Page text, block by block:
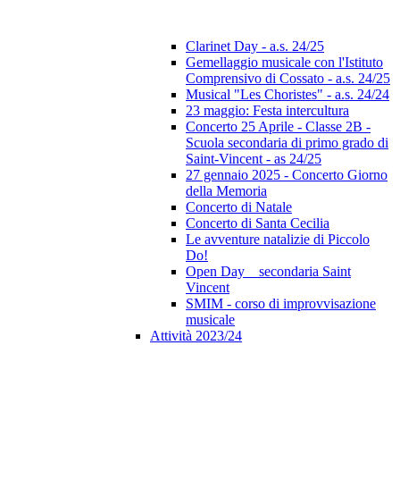
Clarinet Day - a.s. 24/25
Gemellaggio musicale con l'Istituto
Comprensivo di Cossato - a.s. 24/25
Musical "Les Choristes" - a.s. 24/24
23 maggio: Festa intercultura
Concerto 25 Aprile - Classe 2B -
Scuola secondaria di primo grado di
Saint-Vincent - as 24/25
27 gennaio 2025 - Concerto Giorno
della Memoria
Concerto di Natale
Concerto di Santa Cecilia
Le avventure natalizie di Piccolo
Do!
Open Day _ secondaria Saint
Vincent
SMIM - corso di improvvisazione
musicale
Attività 2023/24